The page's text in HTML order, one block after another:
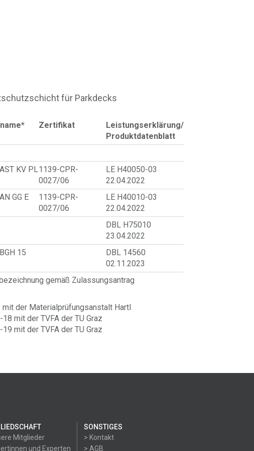
für Parkdecks
Zertifikat
Leistungserklärung/
Produktdatenblatt
KV PL1139-CPR-
0027/06
LE H40050-03
22.04.2022
GG E
1139-CPR-
0027/06
LE H40010-03
22.04.2022
DBL H75010
23.04.2022
15
DBL 14560
02.11.2023
gemäß Zulassungsantrag
mit der Materialprüfungsanstalt Hartl
mit der TVFA der TU Graz
mit der TVFA der TU Graz
Mitglieder
und Experten
SONSTIGES
> Kontakt
> AGB